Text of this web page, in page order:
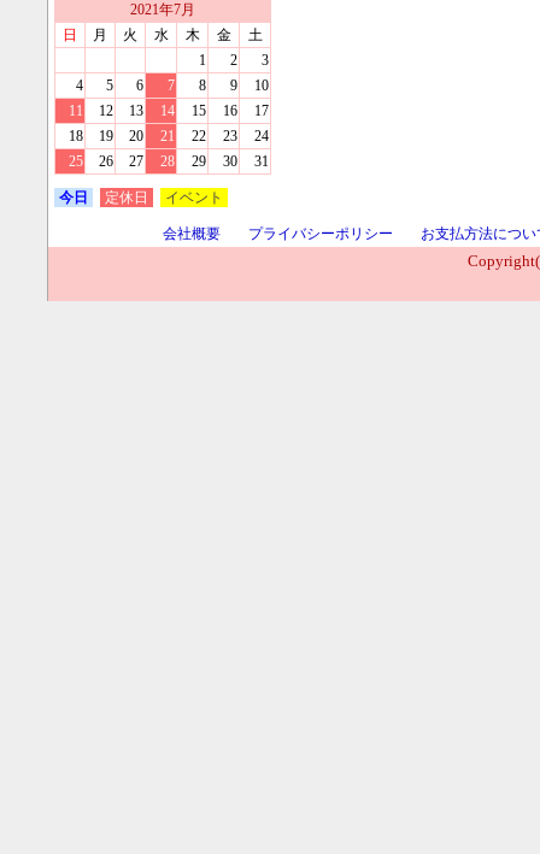
2021年7月
日
月 火 水 木 金
土
1
2
3
4
5 6 7 8 9
10
11
12 13 14 15 16
17
18
19 20 21 22 23
24
25
26 27 28 29 30 31
今日 定休日 イベント
会社概要 プライバシーポリシー
お支払方法につい